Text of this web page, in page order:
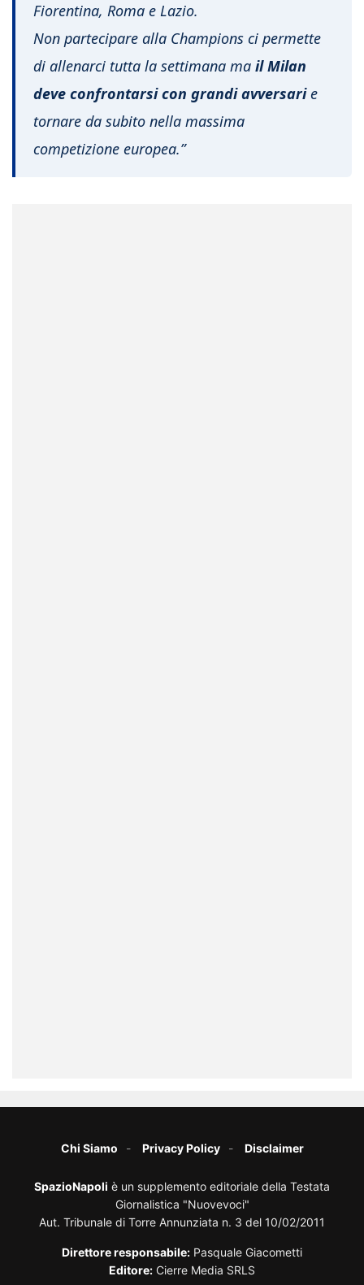
Fiorentina, Roma e Lazio.
Non partecipare alla Champions ci permette
di allenarci tutta la settimana ma il Milan
deve confrontarsi con grandi avversarie
tornare da subito nella massima
competizione europea.”
Chi Siamo Privacy Policy Disclaimer
SpazioNapoli è un supplemento editoriale della Testata
Giornalistica "Nuovevoci"
Aut. Tribunale di Torre Annunziata n. 3 del 10/02/2011
Direttore responsabile: Pasquale Giacometti
Editore: Cierre Media SRLS